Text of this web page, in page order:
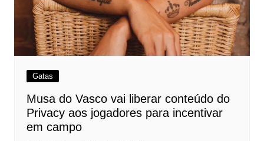
Gatas
Musa do Vasco vai liberar conteúdo do
Privacy aos jogadores para incentivar
em campo